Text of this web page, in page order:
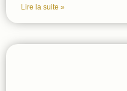
Lire la suite »